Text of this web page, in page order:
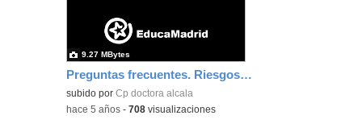
Preguntas frecuentes. Riesgos del abuso y dependencia de las redes sociales en niños y adolescentes.
subido porCp doctora alcala
9.27 MBytes
-hace 5 años -708 visualizaciones